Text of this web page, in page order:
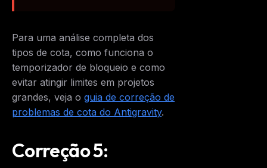
Para uma análise completa dos
tipos de cota, como funciona o
temporizador de bloqueio e como
evitar atingir limites em projetos
grandes, veja o guia de correção de
problemas de cota do Antigravity.
Correção 5: